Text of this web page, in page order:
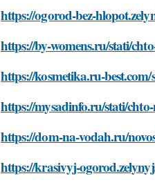
https://ogorod-bez-
https://by-womens.ru/stati/
https://kosmetika.ru-
https://mysadinfo.ru/stati/
https://dom-na-vodah.ru/
https://krasivyj-